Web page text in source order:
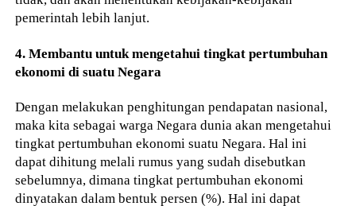
pemerintah lebih lanjut.
4. Membantu untuk mengetahui tingkat pertumbuhan
ekonomi di suatu Negara
Dengan melakukan penghitungan pendapatan nasional,
maka kita sebagai warga Negara dunia akan mengetahui
tingkat pertumbuhan ekonomi suatu Negara. Hal ini
dapat dihitung melali rumus yang sudah disebutkan
sebelumnya, dimana tingkat pertumbuhan ekonomi
dinyatakan dalam bentuk persen (%). Hal ini dapat